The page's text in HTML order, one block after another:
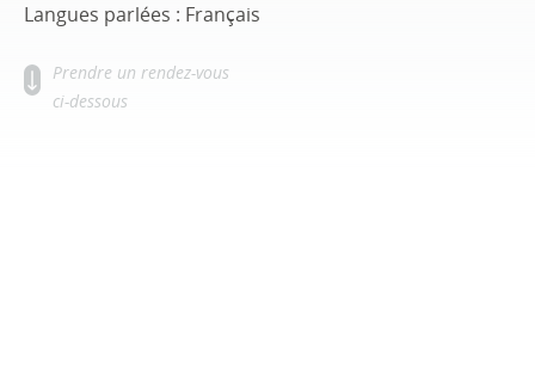
Langues parlées : Français
Prendre un rendez-vous
ci-dessous